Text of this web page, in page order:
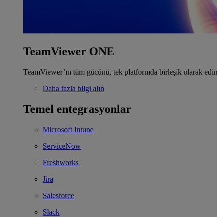
TeamViewer ONE
TeamViewer’ın tüm gücünü, tek platformda birleşik olarak
Daha fazla bilgi alın
Temel entegrasyonlar
Microsoft Intune
ServiceNow
Freshworks
Jira
Salesforce
Slack